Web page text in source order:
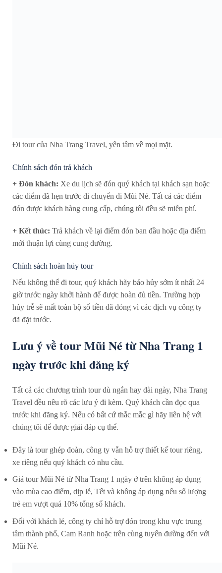
Đi tour của Nha Trang Travel, yên tâm về mọi mặt.
Chính sách đón trả khách
+ Đón khách: Xe du lịch sẽ đón quý khách tại khách sạn hoặc
các điểm đã hẹn trước di chuyển đi Mũi Né. Tất cả các điểm
đón được khách hàng cung cấp, chúng tôi đều sẽ miễn phí.
+ Kết thúc: Trả khách về lại điểm đón ban đầu hoặc địa điểm
mới thuận lợi cùng cung đường.
Chính sách hoàn hủy tour
Nếu không thể đi tour, quý khách hãy báo hủy sớm ít nhất 24
giờ trước ngày khởi hành để được hoàn đủ tiền. Trường hợp
hủy trễ sẽ mất toàn bộ số tiền đã đóng vì các dịch vụ công ty
đã đặt trước.
Lưu ý về tour Mũi Né từ Nha Trang 1
ngày trước khi đăng ký
Tất cả các chương trình tour dù ngắn hay dài ngày, Nha Trang
Travel đều nêu rõ các lưu ý đi kèm. Quý khách cần đọc qua
trước khi đăng ký. Nếu có bất cứ thắc mắc gì hãy liên hệ với
chúng tôi để được giải đáp cụ thể.
Đây là tour ghép đoàn, công ty vẫn hỗ trợ thiết kế tour riêng,
xe riêng nếu quý khách có nhu cầu.
Giá tour Mũi Né từ Nha Trang 1 ngày ở trên không áp dụng
vào mùa cao điểm, dịp lễ, Tết và không áp dụng nếu số lượng
trẻ em vượt quá 10% tổng số khách.
Đối với khách lẻ, công ty chỉ hỗ trợ đón trong khu vực trung
tâm thành phố, Cam Ranh hoặc trên cùng tuyến đường đến với
Mũi Né.